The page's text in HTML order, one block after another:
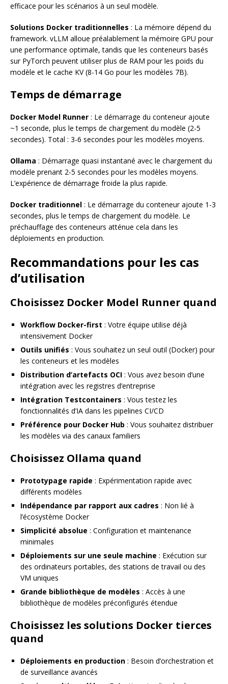
efficace pour les scénarios à un seul modèle.
Solutions Docker traditionnelles : La mémoire dépend du
framework. vLLM alloue préalablement la mémoire GPU pour
une performance optimale, tandis que les conteneurs basés
sur PyTorch peuvent utiliser plus de RAM pour les poids du
modèle et le cache KV (8-14 Go pour les modèles 7B).
Temps de démarrage
Docker Model Runner : Le démarrage du conteneur ajoute
~1 seconde, plus le temps de chargement du modèle (2-5
secondes). Total : 3-6 secondes pour les modèles moyens.
Ollama : Démarrage quasi instantané avec le chargement du
modèle prenant 2-5 secondes pour les modèles moyens.
L’expérience de démarrage froide la plus rapide.
Docker traditionnel : Le démarrage du conteneur ajoute 1-3
secondes, plus le temps de chargement du modèle. Le
préchauffage des conteneurs atténue cela dans les
déploiements en production.
Recommandations pour les cas
d’utilisation
Choisissez Docker Model Runner quand
Workflow Docker-first : Votre équipe utilise déjà
intensivement Docker
Outils unifiés : Vous souhaitez un seul outil (Docker) pour
les conteneurs et les modèles
Distribution d’artefacts OCI : Vous avez besoin d’une
intégration avec les registres d’entreprise
Intégration Testcontainers : Vous testez les
fonctionnalités d’IA dans les pipelines CI/CD
Préférence pour Docker Hub : Vous souhaitez distribuer
les modèles via des canaux familiers
Choisissez Ollama quand
Prototypage rapide : Expérimentation rapide avec
différents modèles
Indépendance par rapport aux cadres : Non lié à
l’écosystème Docker
Simplicité absolue : Configuration et maintenance
minimales
Déploiements sur une seule machine : Exécution sur
des ordinateurs portables, des stations de travail ou des
VM uniques
Grande bibliothèque de modèles : Accès à une
bibliothèque de modèles préconfigurés étendue
Choisissez les solutions Docker tierces
quand
Déploiements en production : Besoin d’orchestration et
de surveillance avancés